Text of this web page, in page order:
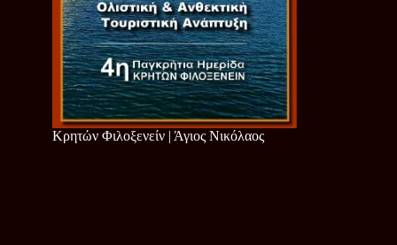
Κρητών Φιλοξενείν | Άγιος Νικόλαος